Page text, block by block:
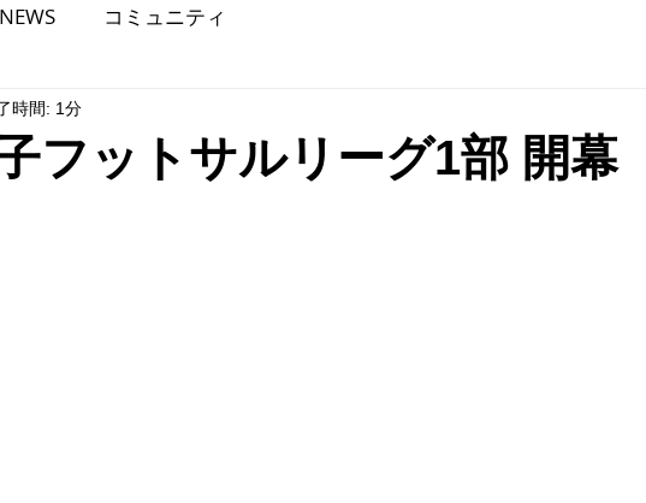
コミュニティ
フットサルリーグ1部 開幕
時間: 1分